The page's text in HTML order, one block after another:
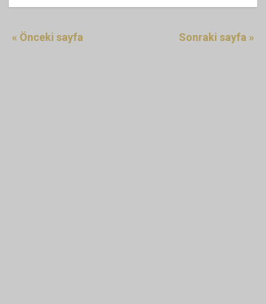
« Önceki sayfa Sonraki sayfa »